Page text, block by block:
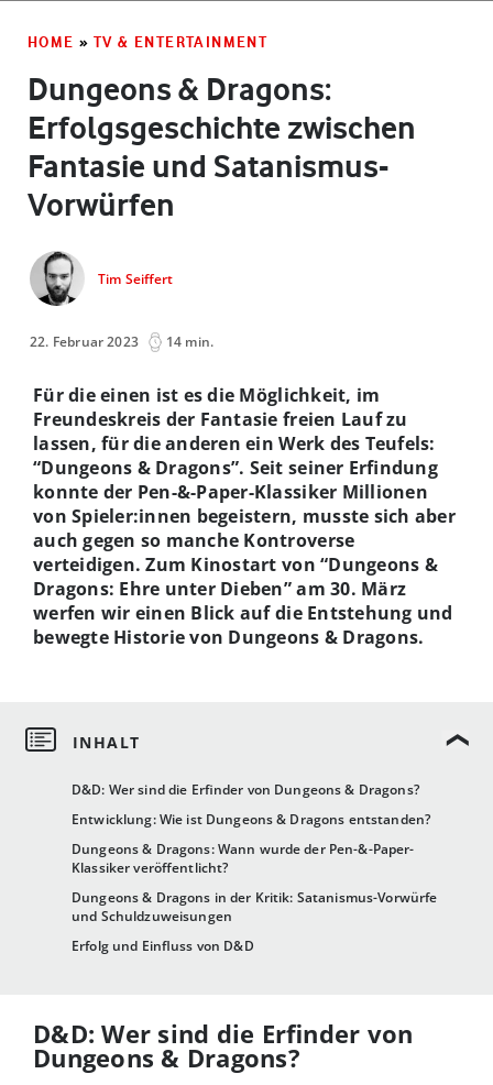
HOME » TV & ENTERTAINMENT
Dungeons & Dragons:
Erfolgsgeschichte zwischen
Fantasie und Satanismus-
Vorwürfen
Tim Seiffert
22. Februar 2023 14 min.
D&D: Wer sind die Erfinder von Dungeons & Dragons?
Entwicklung: Wie ist Dungeons & Dragons entstanden?
Dungeons & Dragons: Wann wurde der Pen-&-Paper-
Klassiker veröffentlicht?
Dungeons & Dragons in der Kritik: Satanismus-Vorwürfe
und Schuldzuweisungen
Erfolg und Einfluss von D&D
Für die einen ist es die Möglichkeit, im
Freundeskreis der Fantasie freien Lauf zu
lassen, für die anderen ein Werk des Teufels:
“Dungeons & Dragons”. Seit seiner Erfindung
konnte der Pen-&-Paper-Klassiker Millionen
von Spieler:innen begeistern, musste sich aber
auch gegen so manche Kontroverse
verteidigen. Zum Kinostart von “Dungeons &
Dragons: Ehre unter Dieben” am 30. März
werfen wir einen Blick auf die Entstehung und
bewegte Historie von Dungeons & Dragons.
D&D: Wer sind die Erfinder von
Dungeons & Dragons?